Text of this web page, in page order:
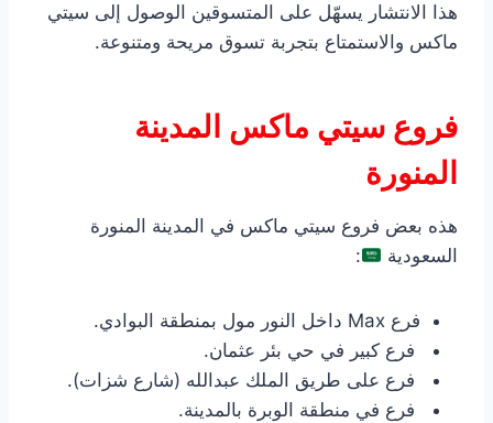
هذا الانتشار يسهّل على المتسوقين الوصول إلى سيتي
ماكس والاستمتاع بتجربة تسوق مريحة ومتنوعة.
فروع سيتي ماكس المدينة
المنورة
هذه بعض فروع سيتي ماكس في المدينة المنورة
السعودية
:
فرع Max داخل النور مول بمنطقة البوادي.
فرع كبير في حي بئر عثمان.
فرع على طريق الملك عبدالله (شارع شزات).
فرع في منطقة الوبرة بالمدينة.